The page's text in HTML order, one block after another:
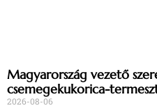
Magyarország vezető
csemegekukorica-
2026-08-06